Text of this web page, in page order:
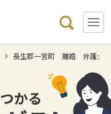
長生郡一宮町 離婚 弁護士